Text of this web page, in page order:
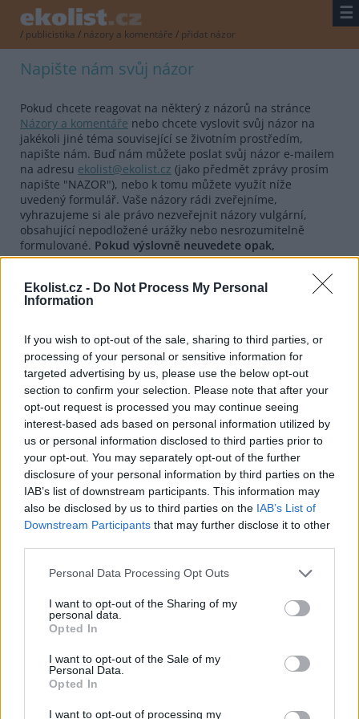
Ekolist.cz - Do Not Process My Personal
Information
If you wish to opt-out of the sale, sharing to third parties, or
processing of your personal or sensitive information for
targeted advertising by us, please use the below opt-out
section to confirm your selection. Please note that after your
opt-out request is processed you may continue seeing
interest-based ads based on personal information utilized by
us or personal information disclosed to third parties prior to
your opt-out. You may separately opt-out of the further
disclosure of your personal information by third parties on the
IAB’s list of downstream participants. This information may
also be disclosed by us to third parties on the IAB’s List of
Downstream Participants that may further disclose it to other
Personal Data Processing Opt Outs
I want to opt-out of the Sharing of my
personal data.
Opted In
I want to opt-out of the Sale of my
Personal Data.
Opted In
I want to opt-out of processing my
/ publicistika / názory a komentáře / přidat názor
☰
Napište nám svůj názor
Pokud chcete reagovat na některý z názorů na stránce
Názory a komentáře nebo chcete vyslovit svůj názor na
jakékoli jiné téma související se životním prostředím,
napište nám. Buď nám můžete poslat svůj názor e-mailem
na adresu ekolist@ekolist.cz (jako předmět zprávy prosím
napište "NAZOR"), nebo k tomu můžete využít níže
uvedený formulář. Vaše názory rádi zveřejníme,
vyhrazujeme si ale právo nezveřejnit názory vulgární,
obsahující nepodložené urážky nebo nesrozumitelně
formulované. Pokud výslovně neuvedete opak,
předpokládáme, že souhlasíte se zveřejněním vašeho
Autor
E-mail na autora
E-mail či jiný kontakt na autora
Charakteristika autora
Zde můžete, pokud to považujete za vhodné, uvést vaši profesi či oblast
zájmu, pokud to nějakým způsobem souvisí s vaším názorem. Pokud toto
políčko nevyplníte, bude v případě zveřejnění uvedeno, že "Autor je čtenář
HTML
Prostý text